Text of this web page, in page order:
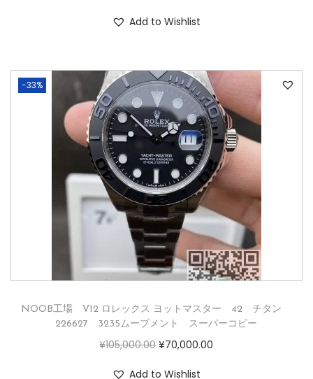
Add to Wishlist
-33%
NOOB工場 V12 ロレックス ヨットマスター 42 チタン
226627 3235ムーブメント スーパーコピー
¥105,000.00 ¥70,000.00
Add to Wishlist